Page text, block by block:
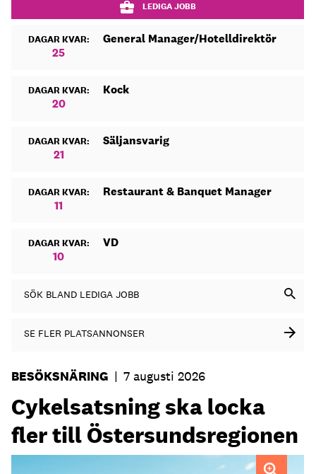
LEDIGA JOBB
DAGAR KVAR:
25
General Manager/Hotelldirektör
DAGAR KVAR:
20
Kock
DAGAR KVAR:
21
Säljansvarig
DAGAR KVAR:
11
Restaurant & Banquet Manager
DAGAR KVAR:
10
VD
SÖK BLAND LEDIGA JOBB
SE FLER PLATSANNONSER
BESÖKSNÄRING | 7 augusti 2026
Cykelsatsning ska locka
fler till Östersundsregionen